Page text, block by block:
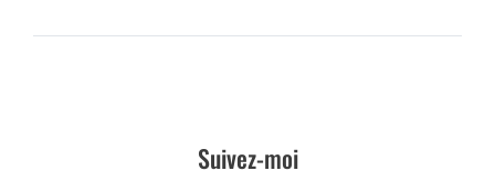
Suivez-moi